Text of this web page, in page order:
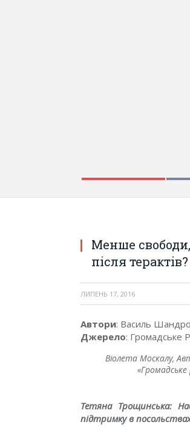
Менше
після терактів?
ЛИПЕНЬ 17, 2016
Автори: Василь
Джерело: Громадське
Віолета Москалу,
«Громадське
Тетяна Трощинська:
підтримку в